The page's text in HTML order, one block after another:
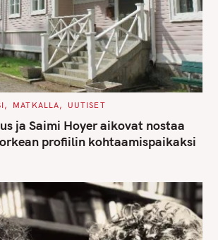
MATKALLA UUTISET
ja Saimi Hoyer aikovat nostaa
profiilin kohtaamispaikaksi